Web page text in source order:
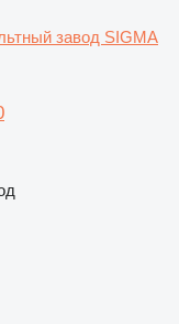
завод SIGMA